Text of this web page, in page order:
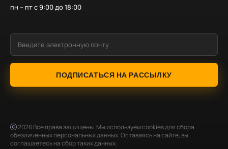
пн – пт с 9:00 до 18:00
ПОДПИСАТЬСЯ НА РАССЫЛКУ
2026Все права защищены. Мы используем cookies для сбора
обезличенных персональных данных. Оставаясь на сайте, вы
соглашаетесь на сбор таких данных.